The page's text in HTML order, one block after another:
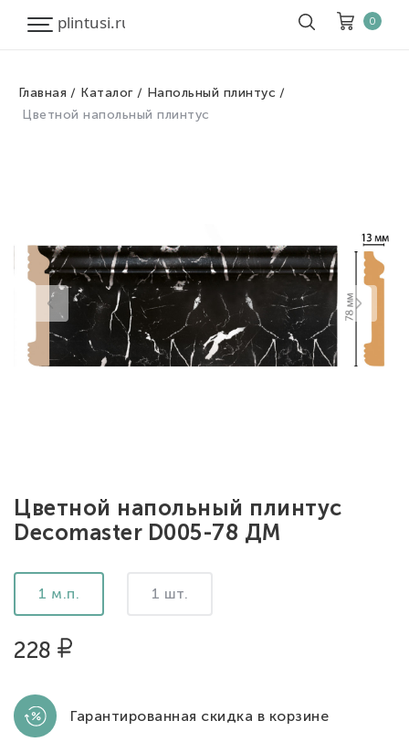
Корзина
0
Главная Каталог
Напольный плинтус
Цветной напольный плинтус
Цветной напольный плинтус
Decomaster D005-78 ДМ
1 м.п. 1 шт.
228
Гарантированная скидка в корзине